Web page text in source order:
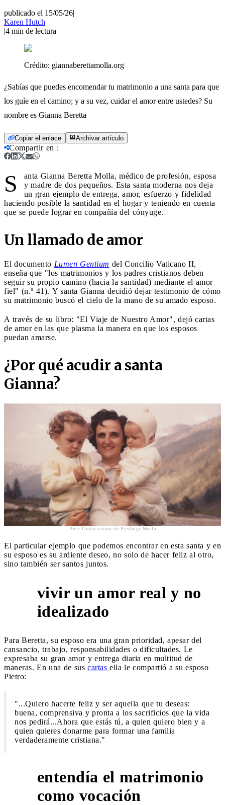
publicado el 15/05/26|
Karen Hutch
|4 min de lectura
Crédito: giannaberettamolla.org
¿Sabías que puedes encomendar tu matrimonio a una santa para que
los guíe en el camino; y a su vez, cuidar el amor entre ustedes? Su
nombre es Gianna Beretta
Copiar el enlace Archivar artículo
Compartir en :
S
anta Gianna Beretta Molla, médico de profesión, esposa
y madre de dos pequeños. Esta santa moderna nos deja
un gran ejemplo de entrega, amor, esfuerzo y fidelidad
haciendo posible la santidad en el hogar y teniendo en cuenta
que se puede lograr en compañía del cónyuge.
Un llamado de amor
El documento Lumen Gentium del Concilio Vaticano II,
enseña que "los matrimonios y los padres cristianos deben
seguir su propio camino (hacia la santidad) mediante el amor
fiel" (n.º 41). Y santa Gianna decidió dejar testimonio de cómo
su matrimonio buscó el cielo de la mano de su amado esposo.
A través de su libro: "El Viaje de Nuestro Amor", dejó cartas
de amor en las que plasma la manera en que los esposos
puedan amarse.
¿Por qué acudir a santa
Gianna?
Avec l'autorisation de Pierluigi Molla
El particular ejemplo que podemos encontrar en esta santa y en
su esposo es su ardiente deseo, no solo de hacer feliz al otro,
sino también ser santos juntos.
vivir un amor real y no
idealizado
Para Beretta, su esposo era una gran prioridad, apesar del
cansancio, trabajo, responsabilidades o dificultades. Le
expresaba su gran amor y entrega diaria en multitud de
maneras. En una de sus cartas ella le compartió a su esposo
Pietro:
"...Quiero hacerte feliz y ser aquella que tu deseas:
buena, comprensiva y pronta a los sacrificios que la vida
nos pedirá...Ahora que estás tú, a quien quiero bien y a
quien quieres donarme para formar una familia
verdaderamente cristiana."
entendía el matrimonio
como vocación